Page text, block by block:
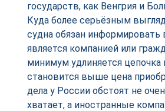
государств, как Венгрия и
Куда более серьёзным
судна обязан информировать
является компанией или
минимум удлиняется цепочка
становится выше цена
дела у России обстоят не
хватает, а иностранные